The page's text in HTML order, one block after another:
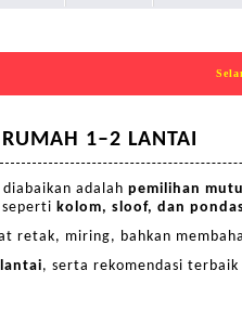
Selamat
1–2 LANTAI
adalah pemilihan
kolom, sloof, dan
retak, miring, bahkan
, serta rekomendasi